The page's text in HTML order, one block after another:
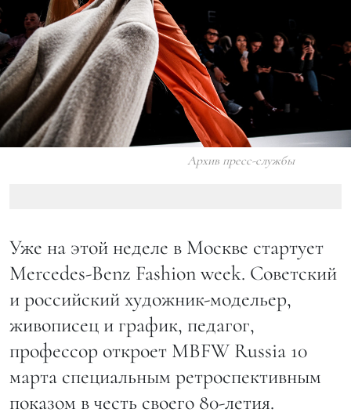
Архив пресс-службы
Уже на этой неделе в Москве стартует
Mercedes-Benz Fashion week. Советский
и российский художник-модельер,
живописец и график, педагог,
профессор откроет MBFW Russia 10
марта специальным ретроспективным
показом в честь своего 80-летия.